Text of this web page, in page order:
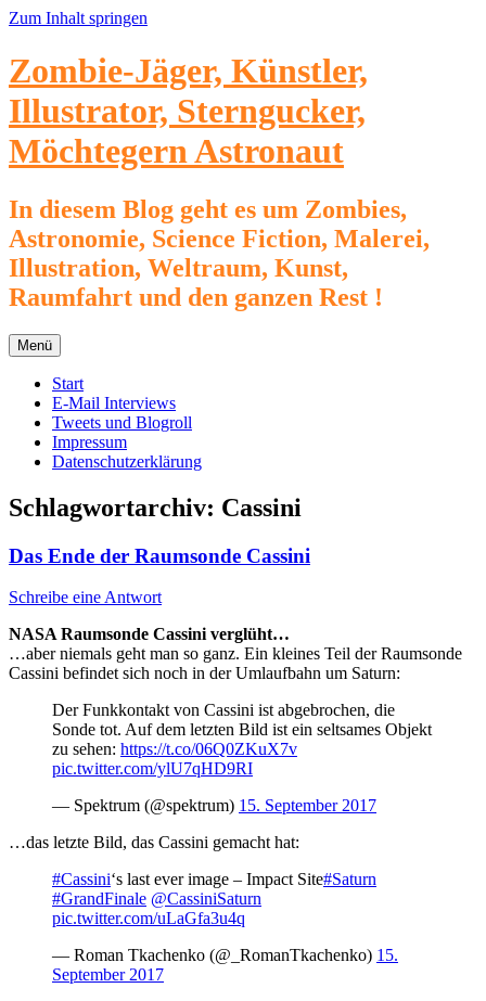
Zum Inhalt springen
Zombie-Jäger, Künstler,
Illustrator, Sterngucker,
Möchtegern Astronaut
In diesem Blog geht es um Zombies,
Astronomie, Science Fiction, Malerei,
Illustration, Weltraum, Kunst,
Raumfahrt und den ganzen Rest !
Menü
Start
E-Mail Interviews
Tweets und Blogroll
Impressum
Datenschutzerklärung
Schlagwortarchiv: Cassini
Das Ende der Raumsonde Cassini
Schreibe eine Antwort
NASA Raumsonde Cassini verglüht…
…aber niemals geht man so ganz. Ein kleines Teil der Raumsonde
Cassini befindet sich noch in der Umlaufbahn um Saturn:
Der Funkkontakt von Cassini ist abgebrochen, die
Sonde tot. Auf dem letzten Bild ist ein seltsames Objekt
zu sehen: https://t.co/06Q0ZKuX7v
pic.twitter.com/ylU7qHD9RI
— Spektrum (@spektrum) 15. September 2017
…das letzte Bild, das Cassini gemacht hat:
#Cassini‘s last ever image – Impact Site#Saturn
#GrandFinale @CassiniSaturn
pic.twitter.com/uLaGfa3u4q
— Roman Tkachenko (@_RomanTkachenko) 15.
September 2017